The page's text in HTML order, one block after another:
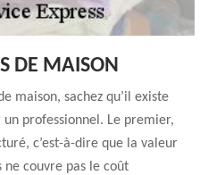
DE MAISON
maison, sachez qu’il existe
professionnel. Le premier,
c’est-à-dire que la valeur
couvre pas le coût